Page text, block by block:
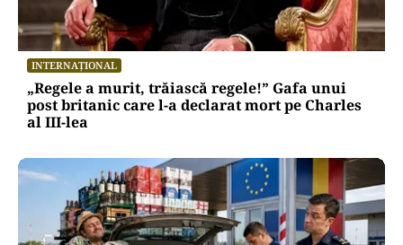
INTERNAȚIONAL
„Regele a murit, trăiască regele!” Gafa unui
post britanic care l-a declarat mort pe Charles
al III-lea